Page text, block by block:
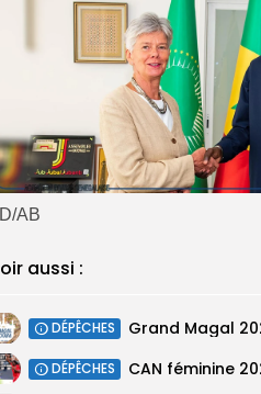
AB
aussi :
DÉPÊCHES
DÉPÊCHES